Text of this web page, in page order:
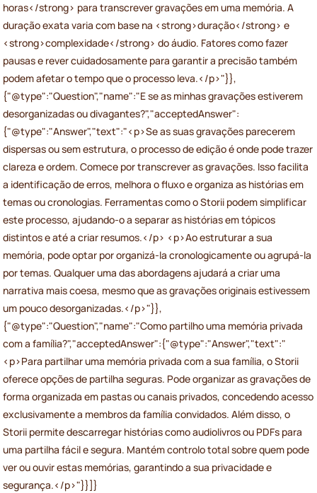
horas</strong> para transcrever gravações em uma memória. A
duração exata varia com base na <strong>duração</strong> e
<strong>complexidade</strong> do áudio. Fatores como fazer
pausas e rever cuidadosamente para garantir a precisão também
podem afetar o tempo que o processo leva.</p>"}},
{"@type":"Question","name":"E se as minhas gravações estiverem
desorganizadas ou divagantes?","acceptedAnswer":
{"@type":"Answer","text":"<p>Se as suas gravações parecerem
dispersas ou sem estrutura, o processo de edição é onde pode trazer
clareza e ordem. Comece por transcrever as gravações. Isso facilita
a identificação de erros, melhora o fluxo e organiza as histórias em
temas ou cronologias. Ferramentas como o Storii podem simplificar
este processo, ajudando-o a separar as histórias em tópicos
distintos e até a criar resumos.</p> <p>Ao estruturar a sua
memória, pode optar por organizá-la cronologicamente ou agrupá-la
por temas. Qualquer uma das abordagens ajudará a criar uma
narrativa mais coesa, mesmo que as gravações originais estivessem
um pouco desorganizadas.</p>"}},
{"@type":"Question","name":"Como partilho uma memória privada
com a família?","acceptedAnswer":{"@type":"Answer","text":"
<p>Para partilhar uma memória privada com a sua família, o Storii
oferece opções de partilha seguras. Pode organizar as gravações de
forma organizada em pastas ou canais privados, concedendo acesso
exclusivamente a membros da família convidados. Além disso, o
Storii permite descarregar histórias como audiolivros ou PDFs para
uma partilha fácil e segura. Mantém controlo total sobre quem pode
ver ou ouvir estas memórias, garantindo a sua privacidade e
segurança.</p>"}}]}